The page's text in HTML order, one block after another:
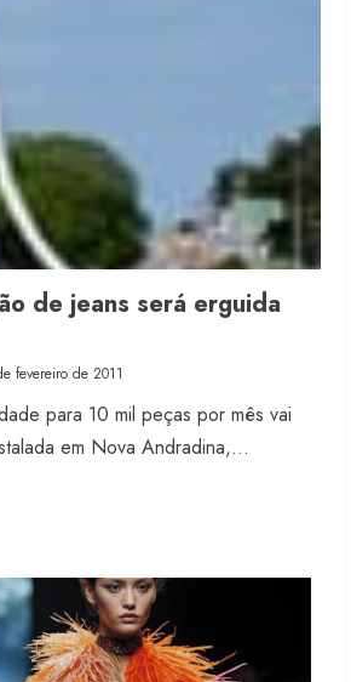
de jeans será erguida
fevereiro de 2011
para 10 mil peças por mês vai
em Nova Andradina,...
vende US$63,7 bilhões em
6 de agosto de 2026
Fakini prevê R$345 milhões de
em 2026